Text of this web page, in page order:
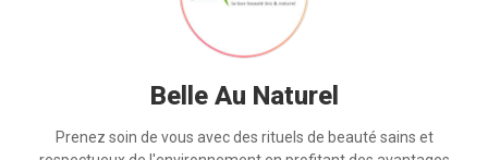
Belle Au Naturel
Prenez soin de vous avec des rituels de beauté sains et